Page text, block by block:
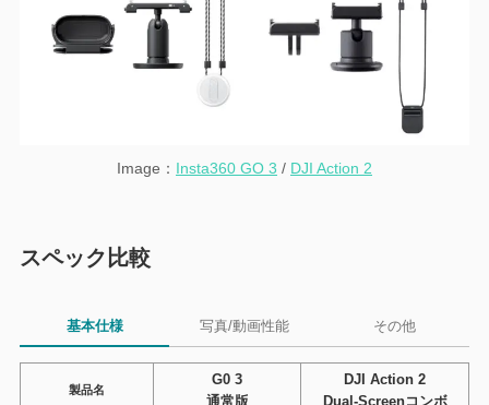
Image： Insta360 GO 3 / DJI Action 2
スペック比較
基本仕様 写真/動画性能 その他
製品名
G0 3
通常版
DJI Action 2
Dual-Screenコンボ